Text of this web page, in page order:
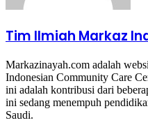
Tim Ilmiah Markaz
Markazinayah.com adalah
Indonesian Community Care
ini adalah kontribusi dari
ini sedang menempuh
Saudi.